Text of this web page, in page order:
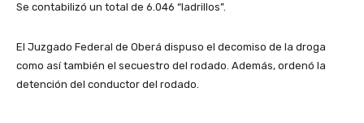
Se contabilizó un total de 6.046 “ladrillos”.
El Juzgado Federal de Oberá dispuso el decomiso de la droga
como así también el secuestro del rodado. Además, ordenó la
detención del conductor del rodado.